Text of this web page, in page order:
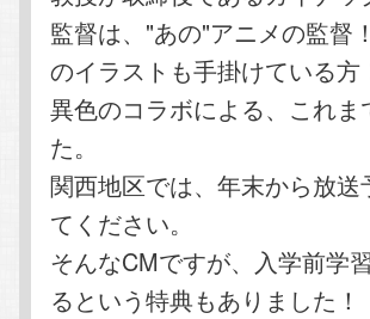
監督は、"あの"アニメの監督
のイラストも手掛けている
異色のコラボによる、これ
た。
関西地区では、年末から放
てください。
そんなCMですが、入学前学
るという特典もありました！